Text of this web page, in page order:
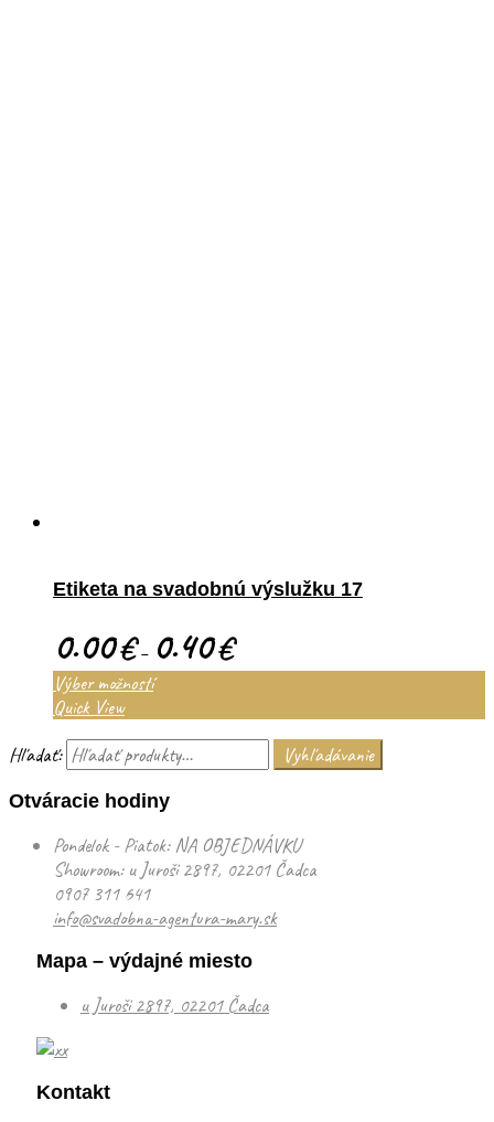
Etiketa na svadobnú výslužku 17
0.00€– 0.40€
Výber možností
Quick View
Hľadať:
Vyhľadávanie
Otváracie hodiny
Pondelok - Piatok: NA OBJEDNÁVKU
Showroom: u Juroši 2897, 02201 Čadca
0907 311 641
info@svadobna-agentura-mary.sk
Mapa – výdajné miesto
u Juroši 2897, 02201 Čadca
Kontakt